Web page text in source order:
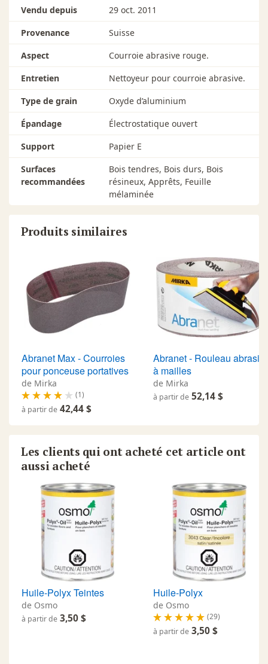
8037.6118.0080
10 unités ·4x24 grains 100
8037.6118.0100
10 unités ·4x24 grains 120
8037.6118.0120
45,45 $ En stock
Vendu depuis
29 oct. 2011
Provenance
Suisse
Aspect
Courroie abrasive rouge.
Entretien
Nettoyeur pour courroie abrasive.
Type de grain
Oxyde d’aluminium
Épandage
Électrostatique ouvert
Support
Papier E
Surfaces
recommandées
Bois tendres, Bois durs, Bois
résineux, Apprêts, Feuille
mélaminée
Produits similaires
Abranet Max - Courroies
pour ponceuse portatives
de Mirka
(1)
à partir de 42,44 $
Abranet - Rouleau abrasif
à mailles
de Mirka
à partir de 52,14 $
Les clients qui ont acheté cet article ont
aussi acheté
Huile-Polyx Teintes
de Osmo
à partir de 3,50 $
Huile-Polyx
de Osmo
(29)
à partir de 3,50 $